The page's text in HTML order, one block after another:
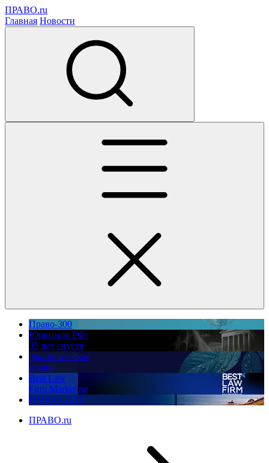
ПРАВО.ru
Главная Новости
Право-300
Юррынок РФ:
35 лет спустя
Экологическое
право
Best Law
Firm Marketing
ПМЮФ 2026
ПРАВО.ru